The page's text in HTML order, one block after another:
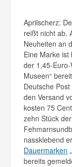
Aprilscherz:
reißt nicht ab.
Neuheiten an
Eine Marke
der 1,45-
Museen“
Deutsche
den Versand
kosten 75
zehn Stück
nassklebend
Dauermarken „
bereits